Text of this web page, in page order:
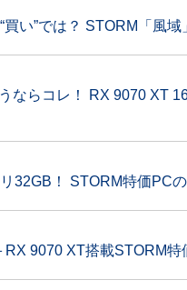
い”では？ STORM「風
ならコレ！ RX 9070 XT
32GB！ STORM特価PC
9070 XT搭載STORM特